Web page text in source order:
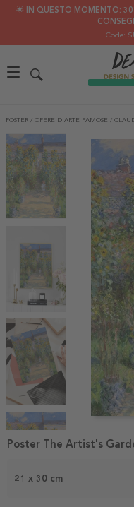
🌟 IN QUESTO MOMENTO:
Code:
POSTER / OPERE D'ARTE FAMOSE /
Item
1
21 x 30 cm
Poster The Artist's